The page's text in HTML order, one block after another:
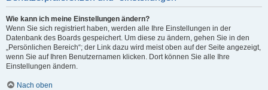
Wie kann ich meine Einstellungen ändern?
Wenn Sie sich registriert haben, werden alle Ihre Einstellungen in der
Datenbank des Boards gespeichert. Um diese zu ändern, gehen Sie in den
„Persönlichen Bereich“; der Link dazu wird meist oben auf der Seite angezeigt,
wenn Sie auf Ihren Benutzernamen klicken. Dort können Sie alle Ihre
Einstellungen ändern.
Nach oben